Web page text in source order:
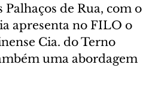
Palhaços de Rua, com o
apresenta no FILO o
Cia. do Terno
uma abordagem